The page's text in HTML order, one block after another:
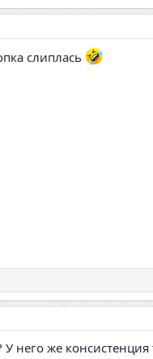
слиплась
него же